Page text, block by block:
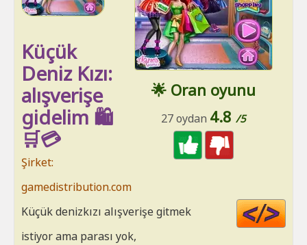
🌟 Oran oyunu
27 oydan 4.8 /5
Küçük
Deniz Kızı:
alışverişe
gidelim 🛍️
🛒💳
Şirket:
gamedistribution.com
Küçük denizkızı alışverişe gitmek
istiyor ama parası yok,